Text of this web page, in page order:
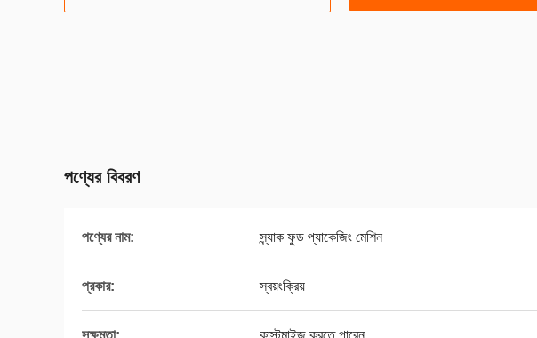
পণ্যের বিবরণ
পণ্যের নাম: স্ন্যাক ফুড প্যাকেজিং মেশিন
প্রকার: স্বয়ংক্রিয়
সক্ষমতা: কাস্টমাইজ করতে পারেন